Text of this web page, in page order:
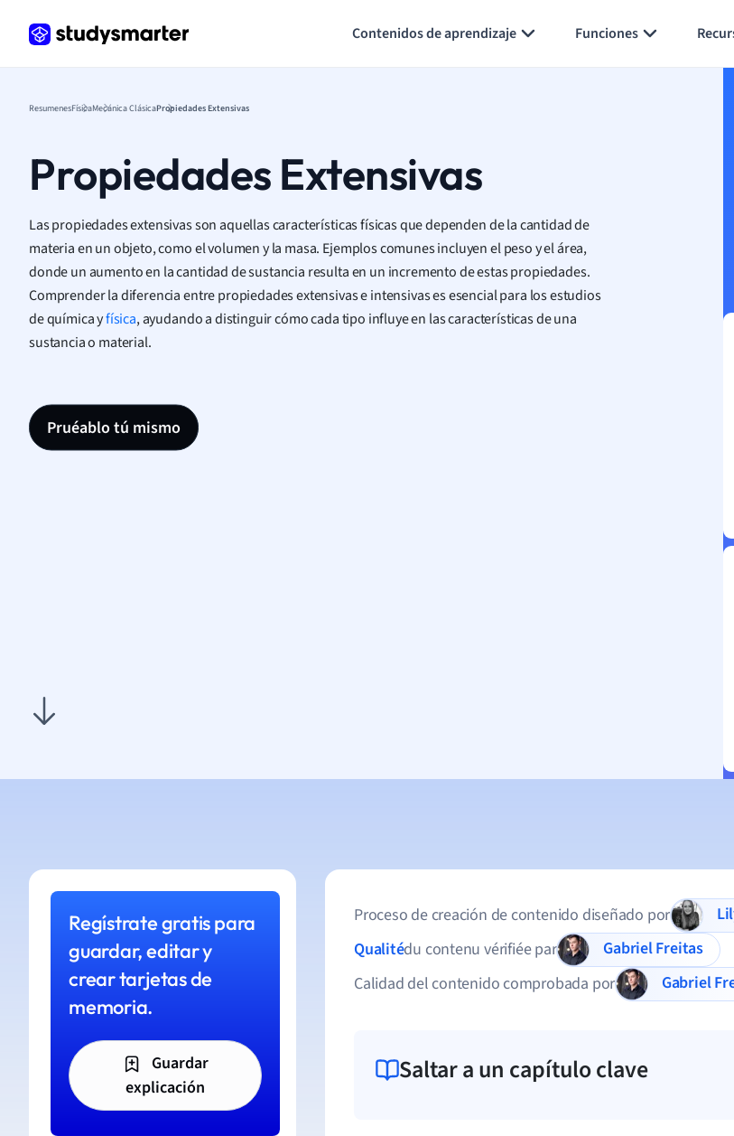
Contenidos de aprendizaje Funciones
ResumenesFísicaMecánica ClásicaPropiedades Extensivas
Propiedades Extensivas
Las propiedades extensivas son aquellas características físicas que dependen de la cantidad de
materia en un objeto, como el volumen y la masa. Ejemplos comunes incluyen el peso y el área,
donde un aumento en la cantidad de sustancia resulta en un incremento de estas propiedades.
Comprender la diferencia entre propiedades extensivas e intensivas es esencial para los estudios
de química yfísica, ayudando a distinguir cómo cada tipo influye en las características de una
sustancia o material.
Pruéablo tú mismo
Regístrate gratis para
guardar, editar y
crear tarjetas de
memoria.
Guardar
explicación
Proceso de creación de contenido diseñado por
Qualitédu contenu vérifiée par
Gabriel Freitas
Calidad del contenido comprobada por
Gabriel
Saltar a un capítulo clave